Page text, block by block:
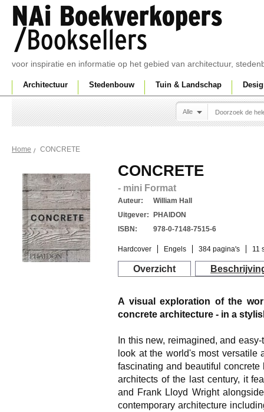
voor inspiratie en informatie op het gebied van architectuur,
Architectuur Stedenbouw Tuin & Landschap
Alle
Home CONCRETE
CONCRETE
- mini Format
Auteur:
William Hall
Uitgever:
PHAIDON
ISBN:
978-0-7148-7515-6
Hardcover Engels 384 pagina's 11
Overzicht
A visual exploration of the
concrete architecture - in a
In this new, reimagined, and
look at the world's most versatile
fascinating and beautiful
architects of the last century, it
and Frank Lloyd Wright
contemporary architecture